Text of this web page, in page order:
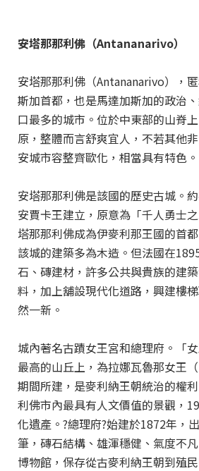
安塔那那利佛（Antananarivo）
安塔那那利佛（Antananarivo），
斯加首都，也是馬達加斯加的政治
口最多的城市。位於中東部的山脊
原，整體而言舒爽宜人，不若其他
安城市容整齊歐化，相當具有特色。
安塔那那利佛是該國的歷史古城。
安賈卡王建立，原意為「千人勇士
塔那那利佛成為伊麥利那王國的首
該城的建築多為木造。但法國在
石、磚建材，許多公共與貴族的建
料，加上舖設現代化道路，興建樓
然一新。
城內著名古蹟女王宮和總理府。「
最高的山丘上，為拉娜瓦魯那女王
期間所建，是麥利納王朝統治的權
利佛市內最具有人文價值的景觀，
化遺產。?總理府?始建於1872年，
筆，磚石結構、雄渾穩健、氣度不
博物館，保存從古麥利納王朝到殖